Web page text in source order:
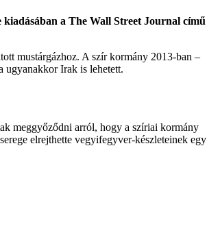
a The Wall Street Journal című
mustárgázhoz. A szír kormány 2013-ban –
ugyanakkor Irak is lehetett.
meggyőződni arról, hogy a szíriai kormány
elrejthette vegyifegyver-készleteinek egy